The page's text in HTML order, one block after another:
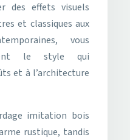
des effets visuels
et classiques aux
vous
le style qui
et à l’architecture
imitation bois
rustique, tandis